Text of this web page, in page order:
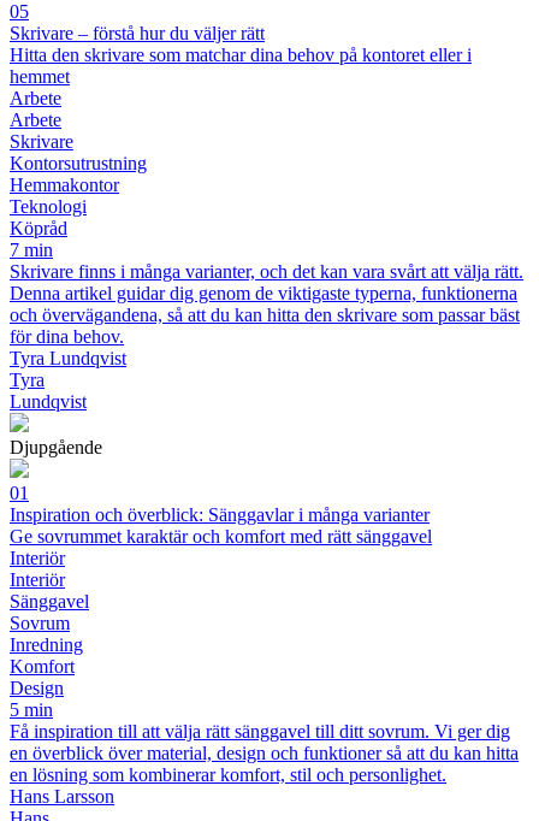
05
Skrivare – förstå hur du väljer rätt
Hitta den skrivare som matchar dina behov på kontoret eller i
hemmet
Arbete
Arbete
Skrivare
Kontorsutrustning
Hemmakontor
Teknologi
Köpråd
7 min
Skrivare finns i många varianter, och det kan vara svårt att välja rätt.
Denna artikel guidar dig genom de viktigaste typerna, funktionerna
och övervägandena, så att du kan hitta den skrivare som passar bäst
för dina behov.
Tyra Lundqvist
Tyra
Lundqvist
Djupgående
01
Inspiration och överblick: Sänggavlar i många varianter
Ge sovrummet karaktär och komfort med rätt sänggavel
Interiör
Interiör
Sänggavel
Sovrum
Inredning
Komfort
Design
5 min
Få inspiration till att välja rätt sänggavel till ditt sovrum. Vi ger dig
en överblick över material, design och funktioner så att du kan hitta
en lösning som kombinerar komfort, stil och personlighet.
Hans Larsson